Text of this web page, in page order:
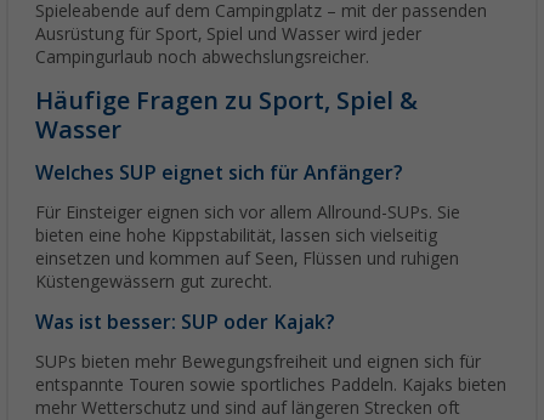
Spieleabende auf dem Campingplatz – mit der passenden
Ausrüstung für Sport, Spiel und Wasser wird jeder
Campingurlaub noch abwechslungsreicher.
Häufige Fragen zu Sport, Spiel &
Wasser
Welches SUP eignet sich für Anfänger?
Für Einsteiger eignen sich vor allem Allround-SUPs. Sie
bieten eine hohe Kippstabilität, lassen sich vielseitig
einsetzen und kommen auf Seen, Flüssen und ruhigen
Küstengewässern gut zurecht.
Was ist besser: SUP oder Kajak?
SUPs bieten mehr Bewegungsfreiheit und eignen sich für
entspannte Touren sowie sportliches Paddeln. Kajaks bieten
mehr Wetterschutz und sind auf längeren Strecken oft